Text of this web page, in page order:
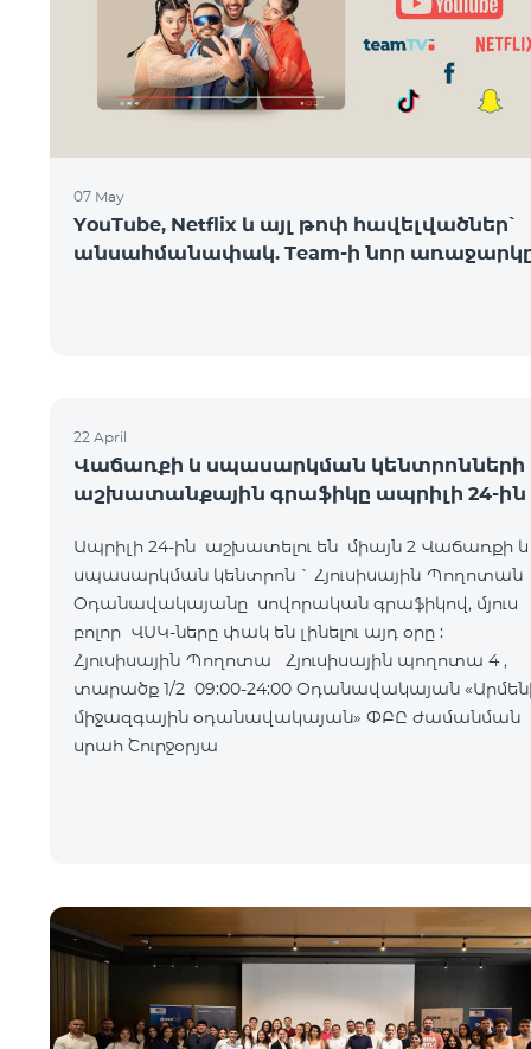
07 May
YouTube, Netflix և այլ թոփ հավելվածներ՝
անսահմանափակ. Team-ի նոր
22 April
Վաճառքի և սպասարկման կենտրոնների
աշխատանքային գրաֆիկը ապրիլի 24-ին
Ապրիլի 24-ին աշխատելու են միայն 2 Վաճառքի և
սպասարկման կենտրոն ` Հյուսիսային Պողոտան
Օդանավակայանը սովորական գրաֆիկով, մյուս
բոլոր ՎՍԿ-ները փակ են լինելու այդ օրը :
Հյուսիսային Պողոտա Հյուսիսային պողոտա 4 ,
տարածք 1/2 09:00-24:00 Օդանավակայան «Արմենիա
միջազգային օդանավակայան» ՓԲԸ ժամանման
սրահ Շուրջօրյա